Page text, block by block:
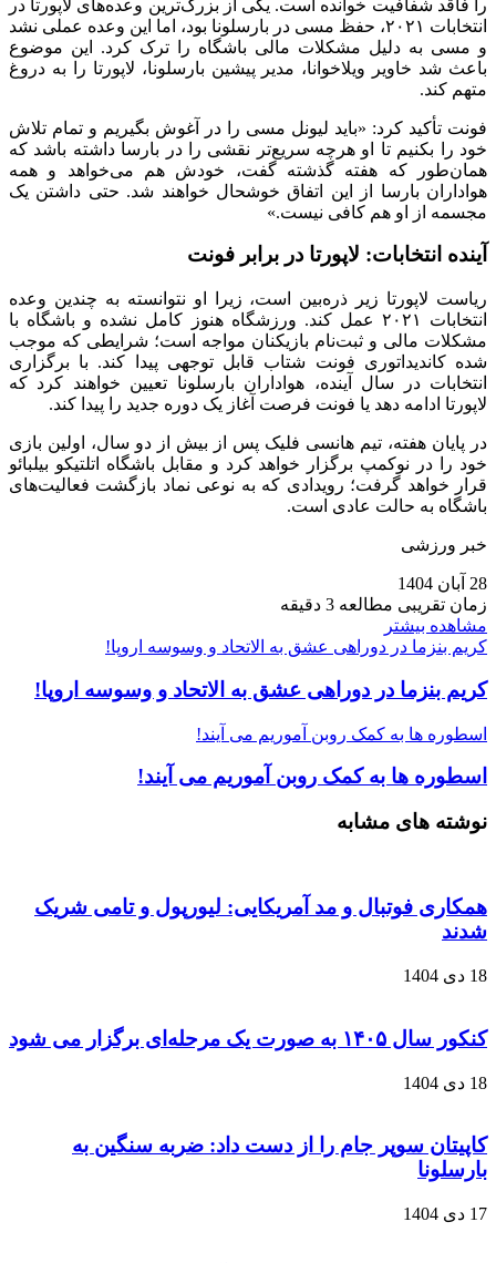
را فاقد شفافیت خوانده است. یکی از بزرگ‌ترین وعده‌های لاپورتا در
انتخابات ۲۰۲۱، حفظ مسی در بارسلونا بود، اما این وعده عملی نشد
و مسی به دلیل مشکلات مالی باشگاه را ترک کرد. این موضوع
باعث شد خاویر ویلاخوانا، مدیر پیشین بارسلونا، لاپورتا را به دروغ
متهم کند.
فونت تأکید کرد: «باید لیونل مسی را در آغوش بگیریم و تمام تلاش
خود را بکنیم تا او هرچه سریع‌تر نقشی را در بارسا داشته باشد که
همان‌طور که هفته گذشته گفت، خودش هم می‌خواهد و همه
هواداران بارسا از این اتفاق خوشحال خواهند شد. حتی داشتن یک
مجسمه از او هم کافی نیست.»
آینده انتخابات: لاپورتا در برابر فونت
ریاست لاپورتا زیر ذره‌بین است، زیرا او نتوانسته به چندین وعده
انتخابات ۲۰۲۱ عمل کند. ورزشگاه هنوز کامل نشده و باشگاه با
مشکلات مالی و ثبت‌نام بازیکنان مواجه است؛ شرایطی که موجب
شده کاندیداتوری فونت شتاب قابل توجهی پیدا کند. با برگزاری
انتخابات در سال آینده، هواداران بارسلونا تعیین خواهند کرد که
لاپورتا ادامه دهد یا فونت فرصت آغاز یک دوره جدید را پیدا کند.
در پایان هفته، تیم هانسی فلیک پس از بیش از دو سال، اولین بازی
خود را در نوکمپ برگزار خواهد کرد و مقابل باشگاه اتلتیکو بیلبائو
قرار خواهد گرفت؛ رویدادی که به نوعی نماد بازگشت فعالیت‌های
باشگاه به حالت عادی است.
خبر ورزشی
28 آبان 1404
زمان تقریبی مطالعه 3 دقیقه
مشاهده بیشتر
کریم بنزما در دوراهی عشق به الاتحاد و وسوسه اروپا!
کریم بنزما در دوراهی عشق به الاتحاد و وسوسه اروپا!
اسطوره ها به کمک روبن آموریم می‌ آیند!
اسطوره ها به کمک روبن آموریم می‌ آیند!
نوشته های مشابه
همکاری فوتبال و مد آمریکایی: لیورپول و تامی شریک
شدند
18 دی 1404
کنکور سال ۱۴۰۵ به صورت یک‌ مرحله‌ای برگزار می‌ شود
18 دی 1404
کاپیتان سوپر جام را از دست داد: ضربه سنگین به
بارسلونا
17 دی 1404